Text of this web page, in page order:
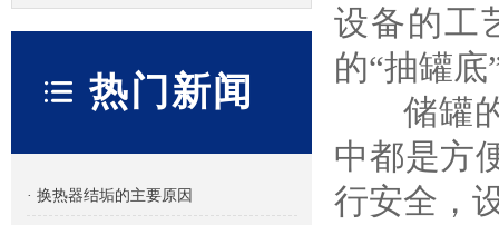
热门新闻
· 换热器结垢的主要原因
设备的工
的“抽罐底
储罐的
中都是方
行安全，